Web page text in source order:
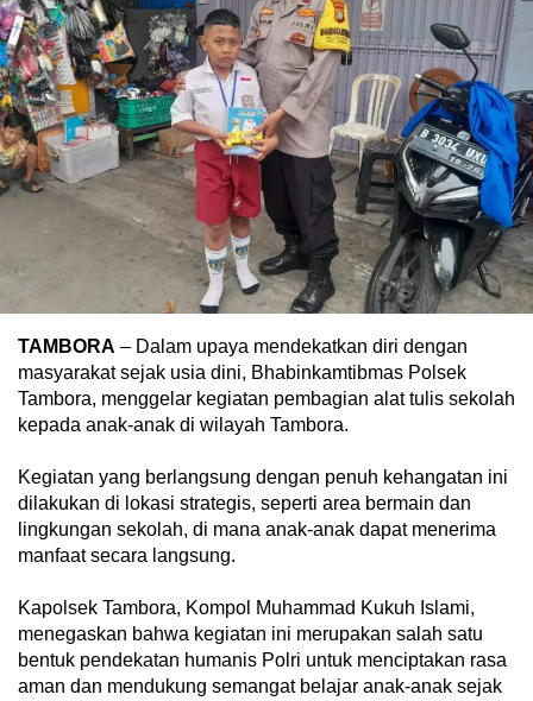
TAMBORA – Dalam upaya mendekatkan diri dengan
masyarakat sejak usia dini, Bhabinkamtibmas Polsek
Tambora, menggelar kegiatan pembagian alat tulis sekolah
kepada anak-anak di wilayah Tambora.
Kegiatan yang berlangsung dengan penuh kehangatan ini
dilakukan di lokasi strategis, seperti area bermain dan
lingkungan sekolah, di mana anak-anak dapat menerima
manfaat secara langsung.
Kapolsek Tambora, Kompol Muhammad Kukuh Islami,
menegaskan bahwa kegiatan ini merupakan salah satu
bentuk pendekatan humanis Polri untuk menciptakan rasa
aman dan mendukung semangat belajar anak-anak sejak